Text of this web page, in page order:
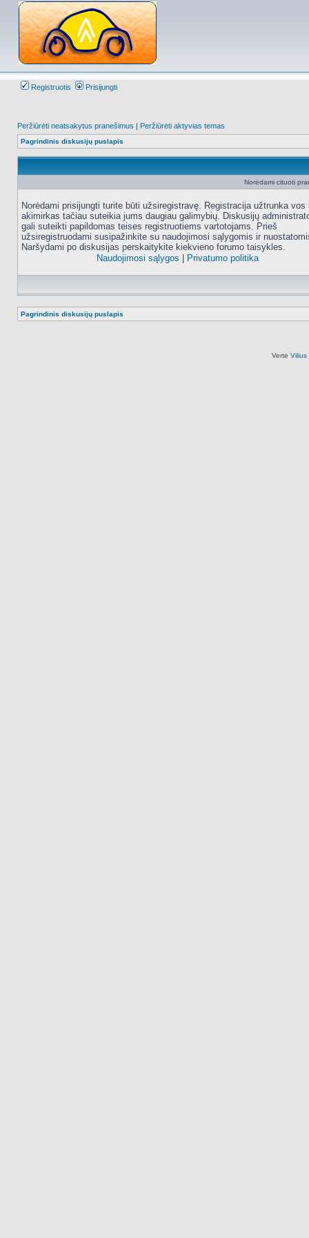
Registruotis Prisijungti
Peržiūrėti neatsakytus pranešimus | Peržiūrėti aktyvias temas
Pagrindinis diskusijų puslapis
Norėdami cituoti
Norėdami prisijungti turite būti užsiregistravę. Registracija užtrunka vos
akimirkas tačiau suteikia jums daugiau galimybių. Diskusijų
gali suteikti papildomas teises registruotiems vartotojams. Prieš
užsiregistruodami susipažinkite su naudojimosi sąlygomis ir
Naršydami po diskusijas perskaitykite kiekvieno forumo taisykles.
Naudojimosi sąlygos
Privatumo politika
Pagrindinis diskusijų puslapis
Vertė Vilius